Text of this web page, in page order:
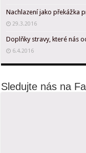
Nachlazení jako překážka
29.3.2016
Doplňky stravy, které nás
6.4.2016
Sledujte nás na